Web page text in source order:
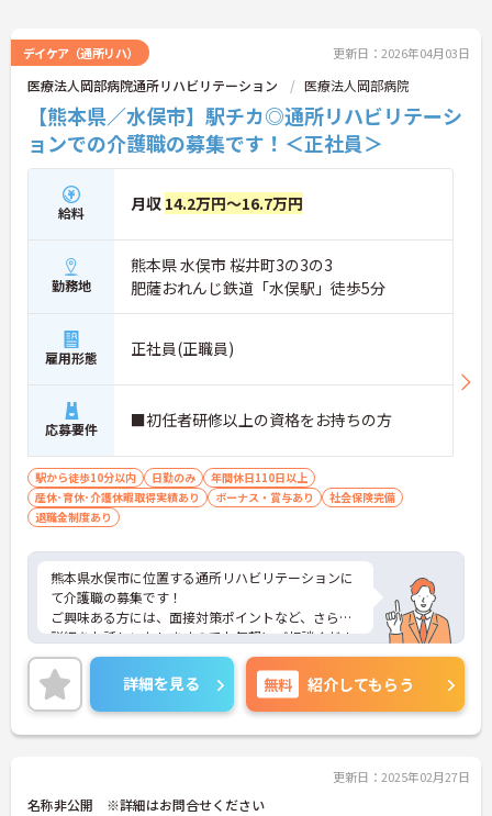
デイケア（通所リハ） 更新日：2026年04月03日
医療法人岡部病院通所リハビリテーション 医療法人岡部病院
【熊本県／水俣市】駅チカ◎通所リハビリテーシ
ョンでの介護職の募集です！＜正社員＞
給料 月収 14.2万円～16.7万円
勤務地
熊本県 水俣市 桜井町3の3の3
肥薩おれんじ鉄道「水俣駅」徒歩5分
雇用形態 正社員(正職員)
応募要件 ■初任者研修以上の資格をお持ちの方
駅から徒歩10分以内 日勤のみ
年間休日110日以上
産休･育休･介護休暇取得実績あり
ボーナス・賞与あり
社会保険完備
退職金制度あり
熊本県水俣市に位置する通所リハビリテーションに
て介護職の募集です！
ご興味ある方には、面接対策ポイントなど、さらに
詳細をお話しいたしますのでお気軽にご相談くださ
い！
詳細を見る 無料 紹介してもらう
更新日：2025年02月27日
名称非公開 ※詳細はお問合せください